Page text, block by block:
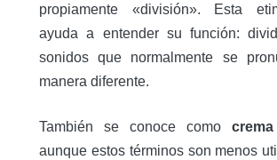
propiamente «división». Esta
ayuda a entender su función:
sonidos que normalmente se
manera diferente.
También se conoce como crema
aunque estos términos son menos